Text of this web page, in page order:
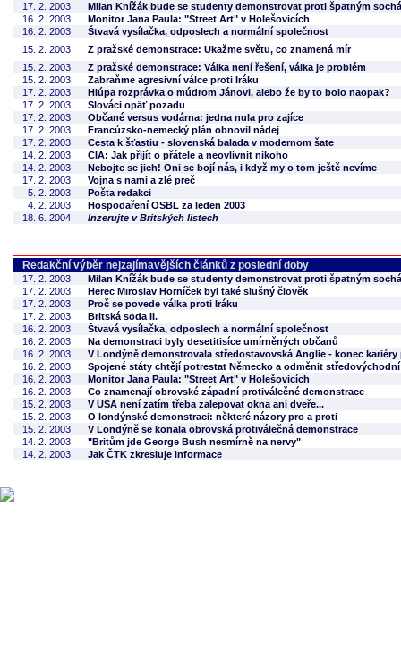
17. 2. 2003
Milan Knížák bude se studenty demonstrovat proti špatným
16. 2. 2003
Monitor Jana Paula: "Street Art" v Holešovicích
16. 2. 2003
Štvavá vysílačka, odposlech a normální společnost
15. 2. 2003
Z pražské demonstrace: Ukažme světu, co znamená mír
15. 2. 2003
Z pražské demonstrace: Válka není řešení, válka je problém
15. 2. 2003
Zabraňme agresivní válce proti Iráku
17. 2. 2003
Hlúpa rozprávka o múdrom Jánovi, alebo že by to bolo naopak?
17. 2. 2003
Slováci opäť pozadu
17. 2. 2003
Občané versus vodárna: jedna nula pro zajíce
17. 2. 2003
Francúzsko-nemecký plán obnovil nádej
17. 2. 2003
Cesta k šťastiu - slovenská balada v modernom šate
14. 2. 2003
CIA: Jak přijít o přátele a neovlivnit nikoho
14. 2. 2003
Nebojte se jich! Oni se bojí nás, i když my o tom ještě nevíme
17. 2. 2003
Vojna s nami a zlé preč
5. 2. 2003
Pošta redakci
4. 2. 2003
Hospodaření OSBL za leden 2003
18. 6. 2004
Inzerujte v Britských listech
Redakční výběr nejzajímavějších článků z poslední doby
17. 2. 2003
Milan Knížák bude se studenty demonstrovat proti špatným
17. 2. 2003
Herec Miroslav Horníček byl také slušný člověk
17. 2. 2003
Proč se povede válka proti Iráku
17. 2. 2003
Britská soda II.
16. 2. 2003
Štvavá vysílačka, odposlech a normální společnost
16. 2. 2003
Na demonstraci byly desetitisíce umírněných občanů
16. 2. 2003
V Londýně demonstrovala středostavovská Anglie - konec kariéry
16. 2. 2003
Spojené státy chtějí potrestat Německo a odměnit
16. 2. 2003
Monitor Jana Paula: "Street Art" v Holešovicích
16. 2. 2003
Co znamenají obrovské západní protiválečné demonstrace
15. 2. 2003
V USA není zatím třeba zalepovat okna ani dveře...
15. 2. 2003
O londýnské demonstraci: některé názory pro a proti
15. 2. 2003
V Londýně se konala obrovská protiválečná demonstrace
14. 2. 2003
"Britům jde George Bush nesmírně na nervy"
14. 2. 2003
Jak ČTK zkresluje informace